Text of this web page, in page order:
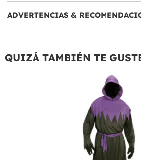
ADVERTENCIAS &
QUIZÁ TAMBIÉN TE